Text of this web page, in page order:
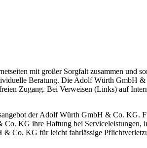
mit großer Sorgfalt zusammen und
Beratung. Die Adolf Würth
Zugang. Bei Verweisen (Links) auf
der Adolf Würth GmbH & Co. KG.
Co. KG ihre Haftung bei
& Co. KG für leicht fahrlässige